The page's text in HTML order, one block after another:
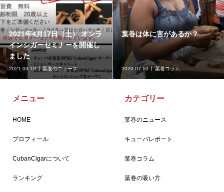
2021年4月17日（土） オンラ
インシガーセミナーを開催し
ました
2021.03.19 葉巻のニュース
葉巻は体に害があるか？
2020.07.10 葉巻コラム
メニュー
HOME
プロフィール
CubanCigarについて
ランキング
カテゴリー
葉巻のニュース
キューバレポート
葉巻コラム
葉巻の吸い方